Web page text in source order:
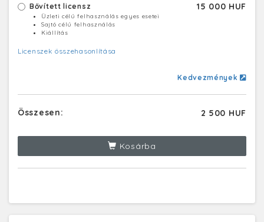
Bővített licensz 15 000 HUF
Üzleti célú felhasználás egyes esetei
Sajtó célú felhasználás
Kiállítás
Licenszek összehasonlítása
Kedvezmények
Összesen: 2 500 HUF
Kosárba